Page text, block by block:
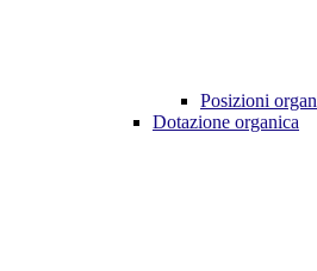
Posizioni
Dotazione organica